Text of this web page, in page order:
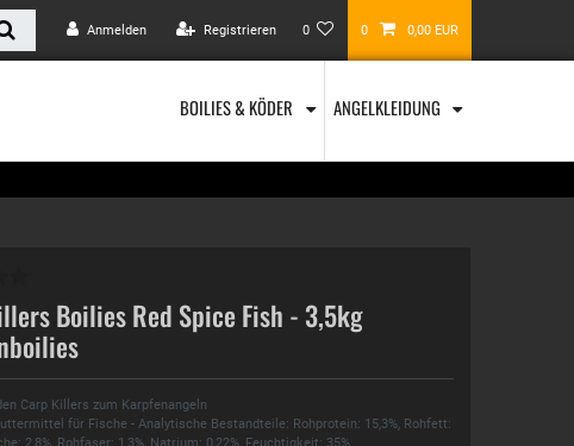
Anmelden Registrieren 0 0 0,00 EUR
BOILIES & KÖDER ANGELKLEIDUNG
Boilies Red Spice Fish - 3,5kg
Carp Killers zum Karpfenangeln
für Fische - Analytische Bestandteile: Rohprotein: 15,3%, Rohfett:
2,8%, Rohfaser: 1,3%, Natrium: 0,22%, Feuchtigkeit: 35%